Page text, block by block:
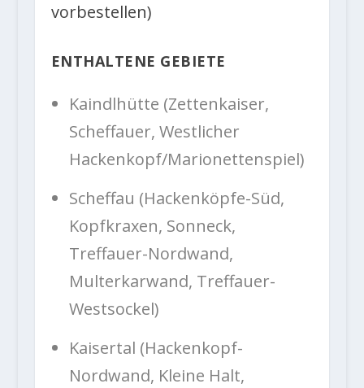
vorbestellen)
ENTHALTENE GEBIETE
Kaindlhütte (Zettenkaiser,
Scheffauer, Westlicher
Hackenkopf/Marionettenspiel)
Scheffau (Hackenköpfe-Süd,
Kopfkraxen, Sonneck,
Treffauer-Nordwand,
Multerkarwand, Treffauer-
Westsockel)
Kaisertal (Hackenkopf-
Nordwand, Kleine Halt,